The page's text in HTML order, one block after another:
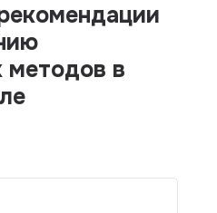
методов в